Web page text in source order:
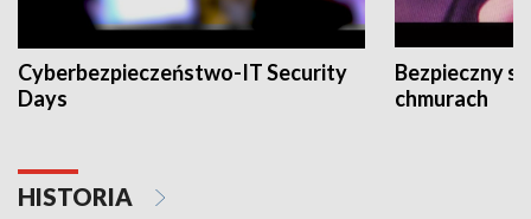
Cyberbezpieczeństwo-IT Security
Days
Bezpieczny
chmurach
HISTORIA